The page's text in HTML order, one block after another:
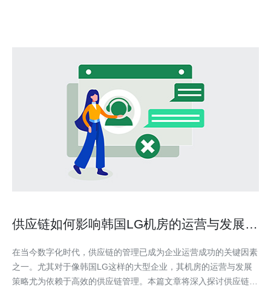
供应链如何影响韩国LG机房的运营与发展策
在当今数字化时代，供应链的管理已成为企业运营成功的关键因素
之一。尤其对于像韩国LG这样的大型企业，其机房的运营与发展
策略尤为依赖于高效的供应链管理。本篇文章将深入探讨供应链如